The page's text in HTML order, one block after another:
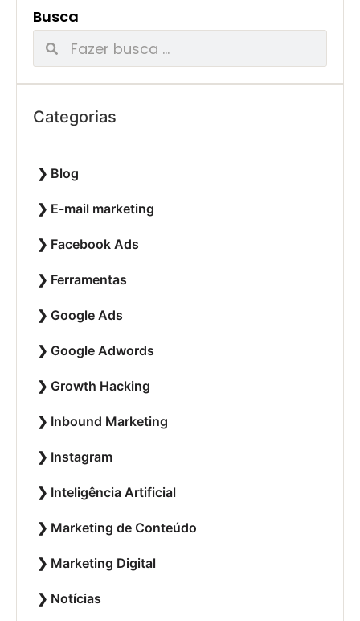
Busca
Categorias
Blog
E-mail marketing
Facebook Ads
Ferramentas
Google Ads
Google Adwords
Growth Hacking
Inbound Marketing
Instagram
Inteligência Artificial
Marketing de Conteúdo
Marketing Digital
Notícias